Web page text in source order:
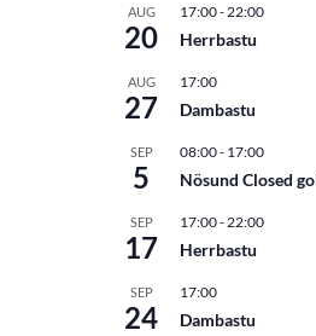
AUG
20
17:00- 22:00
Herrbastu
AUG
27
17:00
Dambastu
SEP
5
08:00- 17:00
Nösund Closed
SEP
17
17:00- 22:00
Herrbastu
SEP
24
17:00
Dambastu